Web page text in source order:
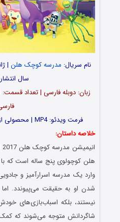
نام سریال: مدرسه کوچک هلن |
سال انتشار:
فرمت ویدئو: MP4 | محصولی از کشور فرانسه | امتیاز: N/A
خلاصه داستان:
هلن کوچولوی پنج ساله است که با
وارد یک مدرسه اسرارآمیز و
شدن او به حقیقت می‌پیوندد.
نیستند، بلکه اسباب‌بازی‌های
شاگردانش متوجه می‌شوند که